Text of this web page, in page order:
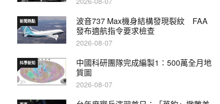
波音737 Max機身結構發現裂紋 FAA
發布適航指令要求檢查
新聞熱點
2026-08-07
中國科研團隊完成編製1∶500萬全月地
質圖
科學新知
2026-08-07